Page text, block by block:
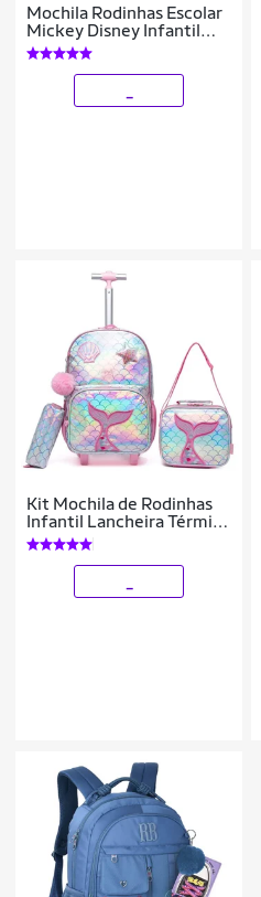
Mochila Rodinhas Escolar
Mickey Disney Infantil
Menino
Kit Mochila de Rodinhas
Infantil Lancheira Térmica
Estojo Escolar 33L